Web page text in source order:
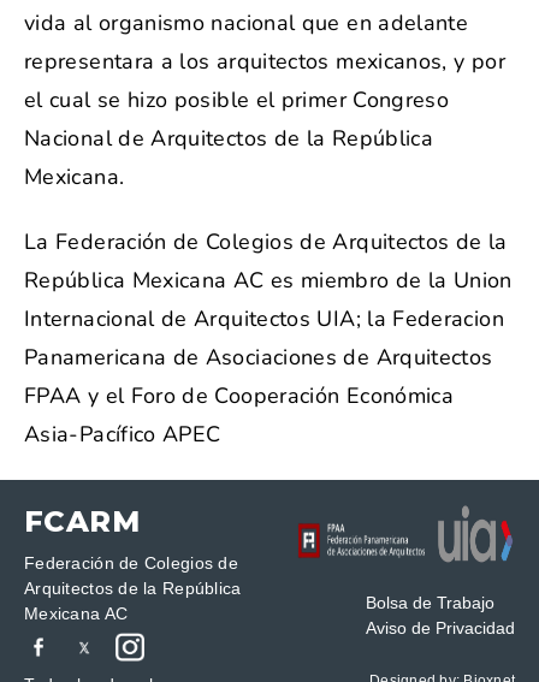
vida al organismo nacional que en adelante
representara a los arquitectos mexicanos, y por
el cual se hizo posible el primer Congreso
Nacional de Arquitectos de la República
Mexicana.
La Federación de Colegios de Arquitectos de la
República Mexicana AC es miembro de la Union
Internacional de Arquitectos UIA; la Federacion
Panamericana de Asociaciones de Arquitectos
FPAA y el Foro de Cooperación Económica
Asia-Pacífico APEC
FCARM
Federación de Colegios de
Arquitectos de la República
Mexicana AC
Bolsa de Trabajo
Aviso de Privacidad